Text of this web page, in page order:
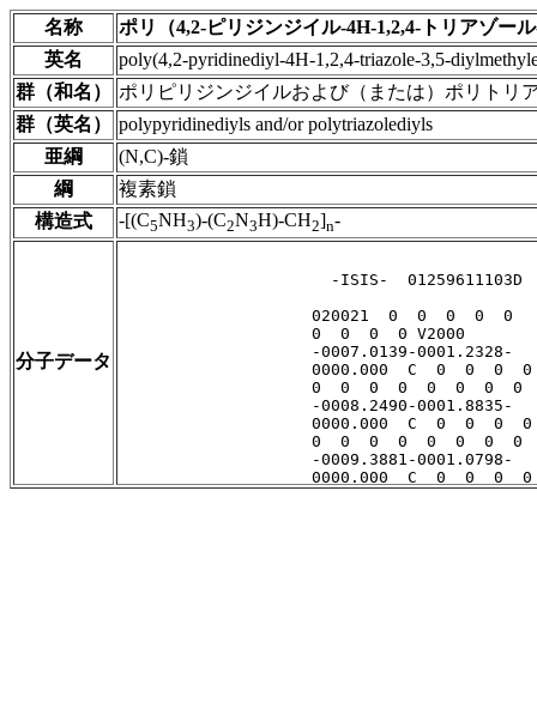
名称
ポリ（4,2-ピリジンジイル-4H-1,2,4-トリアゾー
英名
poly(4,2-pyridinediyl-4H-1,2,4-triazole-3,5-
群（和名）
ポリピリジンジイルおよび（または）ポリトリ
群（英名）
polypyridinediyls and/or polytriazolediyls
亜綱
(N,C)-鎖
綱
複素鎖
構造式
-[(C5NH3)-(C2N3H)-CH2]n-
分子データ